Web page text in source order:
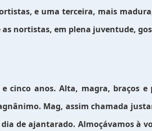
e uma terceira, mais
nortistas, em plena juventude,
cinco anos. Alta, magra, braços
Mag, assim chamada
de ajantarado. Almoçávamos à